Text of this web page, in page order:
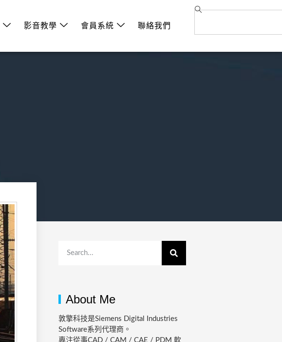
影音教學 會員系統 聯絡我們
About Me
敦擎科技是Siemens Digital Industries
Software系列代理商。
專注從事CAD / CAM / CAE / PDM 軟